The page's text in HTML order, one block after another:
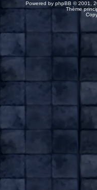
Powered by phpBB © 2001,
Thème